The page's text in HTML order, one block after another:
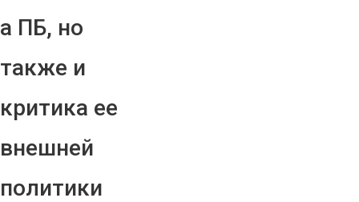
а ПБ, но
также и
критика ее
внешней
политики